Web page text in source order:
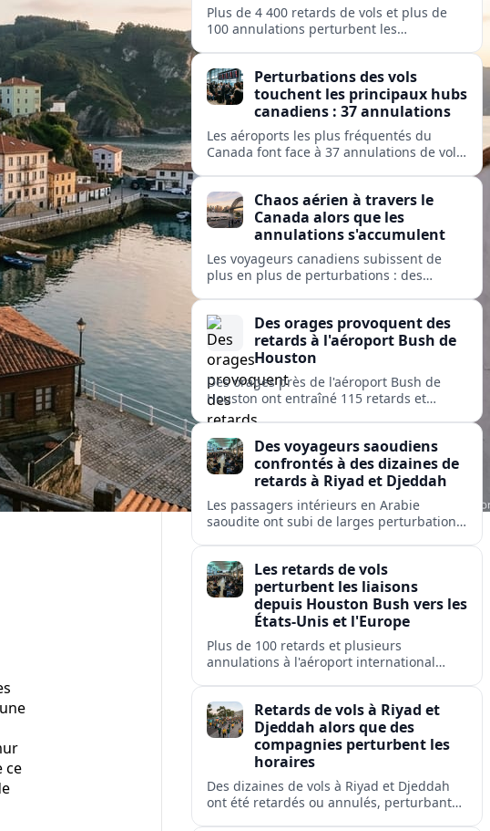
ce
Plus de 4 400 retards de vols et plus de
100 annulations perturbent les
opérations des grandes compagnies
nationales et régionales.
Perturbations des vols
touchent les principaux hubs
canadiens : 37 annulations
Les aéroports les plus fréquentés du
Canada font face à 37 annulations de vols
par Air Canada, Jazz, Inuit et Pacific
Coastal.
Chaos aérien à travers le
Canada alors que les
annulations s'accumulent
Les voyageurs canadiens subissent de
plus en plus de perturbations : des
et les aéroports isolés, de Toronto à
Kuujjuaq.
Des orages provoquent des
retards à l'aéroport Bush de
Houston
Des orages près de l'aéroport Bush de
Houston ont entraîné 115 retards et
quelques annulations, affectant United,
des hubs majeurs aux États-Unis et en
Europe.
Des voyageurs saoudiens
confrontés à des dizaines de
retards à Riyad et Djeddah
Les passagers intérieurs en Arabie
saoudite ont subi de larges perturbations
Djeddah.Les retards de vols
perturbent les liaisons
depuis Houston Bush vers les
États-Unis et l'Europe
Plus de 100 retards et plusieurs
annulations à l'aéroport international
sur des liaisons clés nationales et
transatlantiques.
Retards de vols à Riyad et
Djeddah alors que des
compagnies perturbent les
horaires
Des dizaines de vols à Riyad et Djeddah
ont été retardés ou annulés, perturbant